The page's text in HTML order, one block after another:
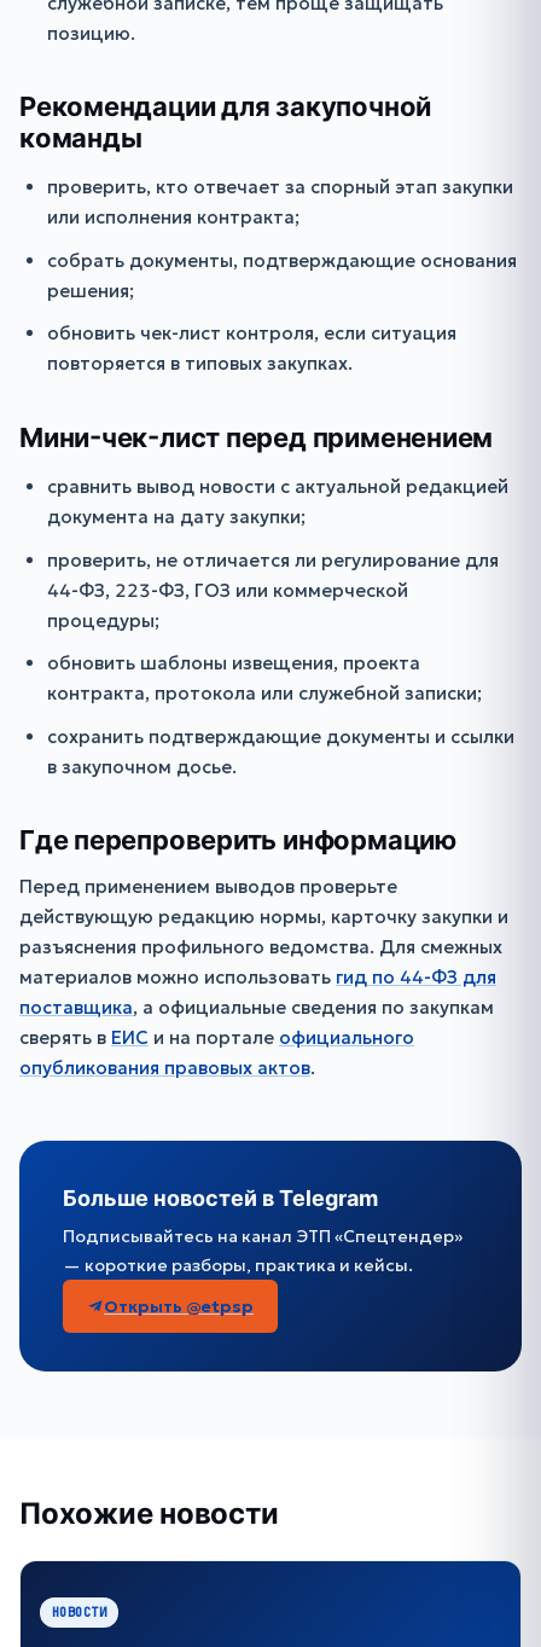
позицию.
Рекомендации для закупочной
команды
проверить, кто отвечает за спорный этап закупки
или исполнения контракта;
собрать документы, подтверждающие основания
решения;
обновить чек-лист контроля, если ситуация
повторяется в типовых закупках.
Мини-чек-лист перед применением
сравнить вывод новости с актуальной редакцией
документа на дату закупки;
проверить, не отличается ли регулирование для
44-ФЗ, 223-ФЗ, ГОЗ или коммерческой
процедуры;
обновить шаблоны извещения, проекта
контракта, протокола или служебной записки;
сохранить подтверждающие документы и ссылки
в закупочном досье.
Где перепроверить информацию
Перед применением выводов проверьте
действующую редакцию нормы, карточку закупки и
разъяснения профильного ведомства. Для смежных
материалов можно использовать гид по 44-ФЗ для
поставщика, а официальные сведения по закупкам
сверять в ЕИС и на портале официального
опубликования правовых актов.
Больше новостей в Telegram
Подписывайтесь на канал ЭТП «Спецтендер»
— короткие разборы, практика и кейсы.
Открыть @etpsp
Похожие новости
НОВОСТИ